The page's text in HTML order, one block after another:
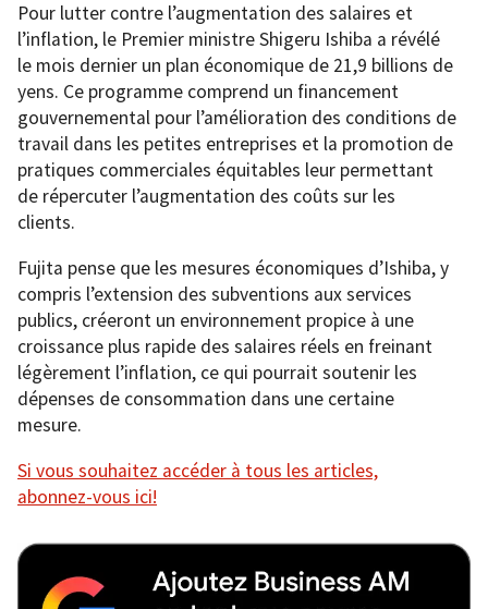
Pour lutter contre l’augmentation des salaires et
l’inflation, le Premier ministre Shigeru Ishiba a révélé
le mois dernier un plan économique de 21,9 billions de
yens. Ce programme comprend un financement
gouvernemental pour l’amélioration des conditions de
travail dans les petites entreprises et la promotion de
pratiques commerciales équitables leur permettant
de répercuter l’augmentation des coûts sur les
clients.
Fujita pense que les mesures économiques d’Ishiba, y
compris l’extension des subventions aux services
publics, créeront un environnement propice à une
croissance plus rapide des salaires réels en freinant
légèrement l’inflation, ce qui pourrait soutenir les
dépenses de consommation dans une certaine
mesure.
Si vous souhaitez accéder à tous les articles,
abonnez-vous ici!